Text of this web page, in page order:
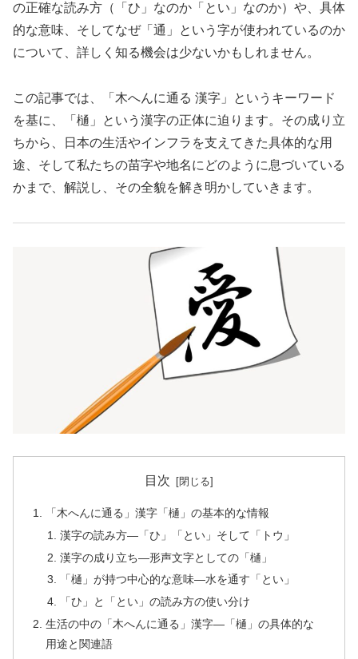
の正確な読み方（「ひ」なのか「とい」なのか）や、具体
的な意味、そしてなぜ「通」という字が使われているのか
について、詳しく知る機会は少ないかもしれません。
この記事では、「木へんに通る 漢字」というキーワード
を基に、「樋」という漢字の正体に迫ります。その成り立
ちから、日本の生活やインフラを支えてきた具体的な用
途、そして私たちの苗字や地名にどのように息づいている
かまで、解説し、その全貌を解き明かしていきます。
目次
「木へんに通る」漢字「樋」の基本的な情報
漢字の読み方—「ひ」「とい」そして「トウ」
漢字の成り立ち—形声文字としての「樋」
「樋」が持つ中心的な意味—水を通す「とい」
「ひ」と「とい」の読み方の使い分け
生活の中の「木へんに通る」漢字—「樋」の具体的な
用途と関連語